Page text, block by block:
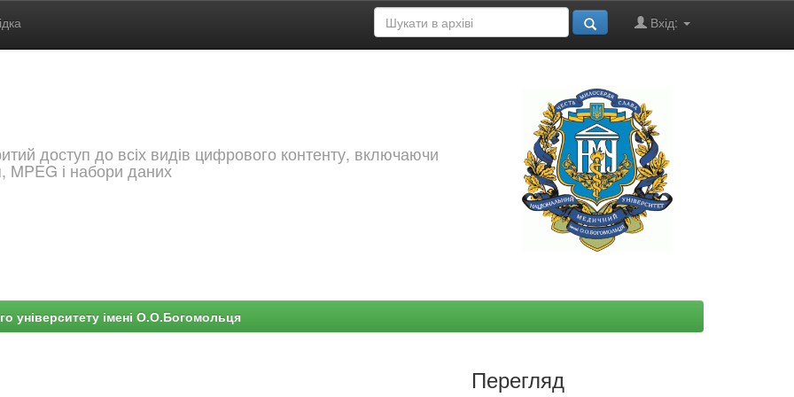
Вхід:
доступ до всіх видів цифрового контенту, включаючи
MPEG і набори даних
університету імені О.О.Богомольця
Перегляд